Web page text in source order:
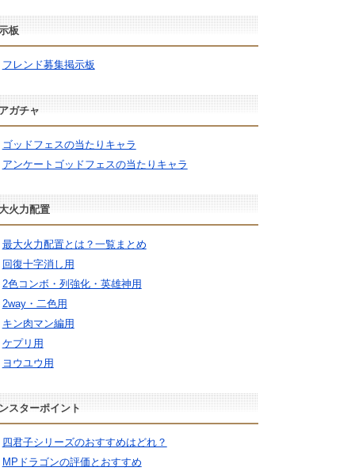
板
フレンド募集掲示板
ガチャ
ゴッドフェスの当たりキャラ
アンケートゴッドフェスの当たりキャラ
火力配置
最大火力配置とは？一覧まとめ
回復十字消し用
2色コンボ・列強化・英雄神用
2way・二色用
キン肉マン編用
ケプリ用
ヨウユウ用
スターポイント
四君子シリーズのおすすめはどれ？
MPドラゴンの評価とおすすめ